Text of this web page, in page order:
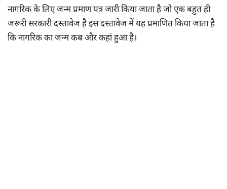
नागरिक के लिए जन्म प्रमाण पत्र जारी किया जाता है जो एक बहुत ही
जरूरी सरकारी दस्तावेज है इस दस्तावेज में यह प्रमाणित किया जाता है
कि नागरिक का जन्म कब और कहां हुआ है।